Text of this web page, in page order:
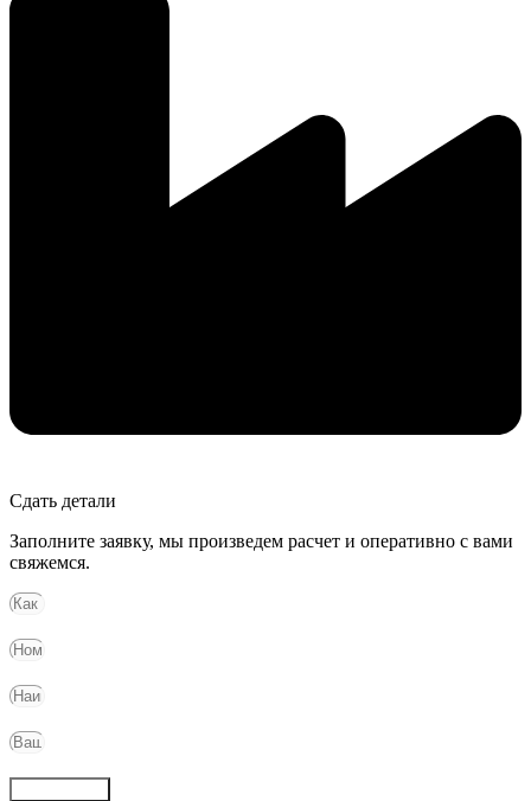
Сдать детали
Заполните заявку, мы произведем расчет и оперативно с вами
свяжемся.